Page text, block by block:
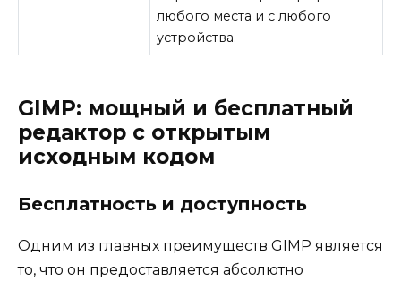
любого места и с любого
устройства.
GIMP: мощный и бесплатный
редактор с открытым
исходным кодом
Бесплатность и доступность
Одним из главных преимуществ GIMP является
то, что он предоставляется абсолютно